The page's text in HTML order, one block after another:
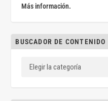
Más información.
BUSCADOR DE CONTENIDO